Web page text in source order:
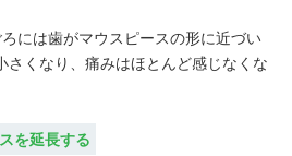
には歯がマウスピースの形に近づい
さくなり、痛みはほとんど感じなくな
を延長する